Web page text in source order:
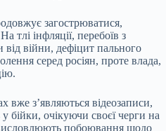
загострюватися,
тлі інфляції, перебоїв з
війни, дефіцит пального
серед росіян, проте влада,
вже з’являються відеозаписи,
бійки, очікуючи своєї черги на
побоювання щодо